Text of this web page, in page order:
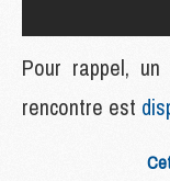
Pour rappel,
rencontre est